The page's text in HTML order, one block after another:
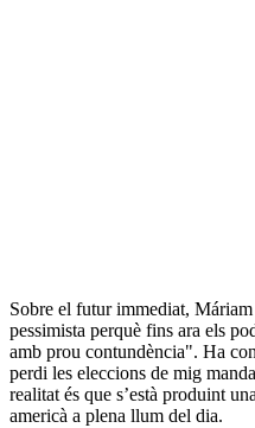
Sobre el futur immediat,
pessimista perquè fins ara els
amb prou contundència". Ha
perdi les eleccions de mig
realitat és que s’està produint
americà a plena llum del dia.